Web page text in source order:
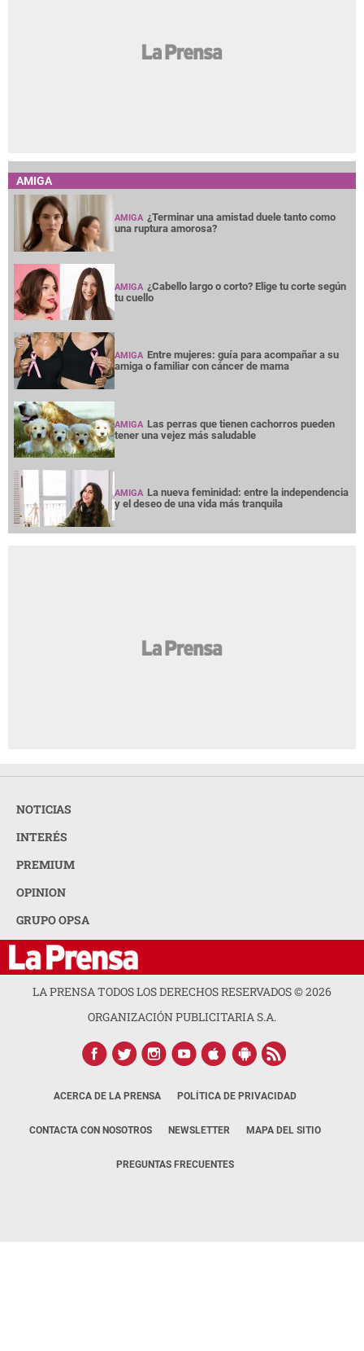
AMIGA
AMIGA ¿Terminar una amistad duele tanto como
una ruptura amorosa?
AMIGA ¿Cabello largo o corto? Elige tu corte según
tu cuello
AMIGA Entre mujeres: guía para acompañar a su
amiga o familiar con cáncer de mama
AMIGA Las perras que tienen cachorros pueden
tener una vejez más saludable
AMIGA La nueva feminidad: entre la independencia
y el deseo de una vida más tranquila
NOTICIAS
INTERÉS
PREMIUM
OPINION
GRUPO OPSA
LA PRENSA TODOS LOS DERECHOS RESERVADOS ©2026
ORGANIZACIÓN PUBLICITARIA S.A.
ACERCA DE LA PRENSA POLÍTICA DE PRIVACIDAD
CONTACTA CON NOSOTROS NEWSLETTER MAPA DEL SITIO
PREGUNTAS FRECUENTES